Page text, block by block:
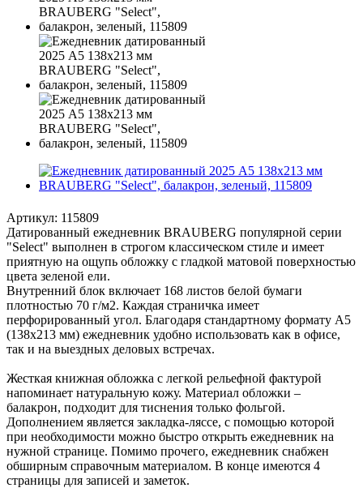
Артикул: 115809
Датированный ежедневник BRAUBERG популярной серии
"Select" выполнен в строгом классическом стиле и имеет
приятную на ощупь обложку с гладкой матовой поверхностью
цвета зеленой ели.
Внутренний блок включает 168 листов белой бумаги
плотностью 70 г/м2. Каждая страничка имеет
перфорированный угол. Благодаря стандартному формату А5
(138х213 мм) ежедневник удобно использовать как в офисе,
так и на выездных деловых встречах.
Жесткая книжная обложка с легкой рельефной фактурой
напоминает натуральную кожу. Материал обложки –
балакрон, подходит для тиснения только фольгой.
Дополнением является закладка-ляссе, с помощью которой
при необходимости можно быстро открыть ежедневник на
нужной странице. Помимо прочего, ежедневник снабжен
обширным справочным материалом. В конце имеются 4
страницы для записей и заметок.